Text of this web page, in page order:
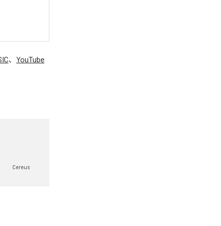
、 YouTube
Cereus